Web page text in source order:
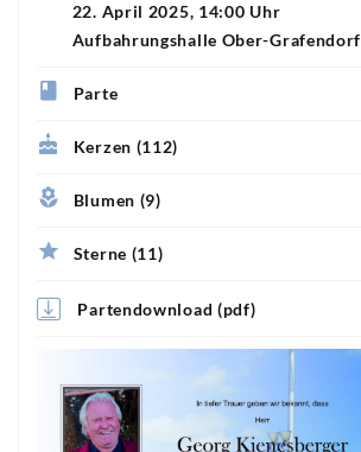
22. April 2025, 14:00 Uhr
Aufbahrungshalle Ober-Grafendorf
Parte
Kerzen (112)
Blumen (9)
Sterne (11)
Partendownload (pdf)